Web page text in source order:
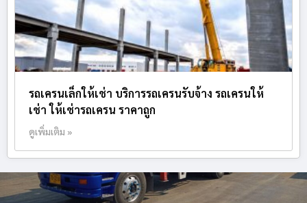
รถเครนเล็กให้เช่า บริการรถเครนรับจ้าง รถเครนให้
เช่า ให้เช่ารถเครน ราคาถูก
ดูเพิ่มเติม »